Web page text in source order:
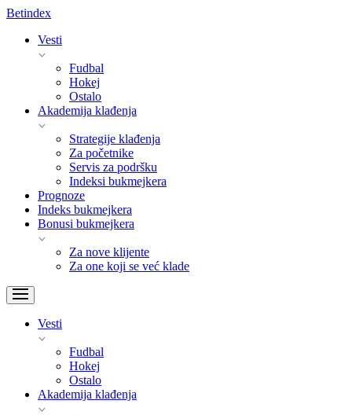
Betindex
Vesti
Fudbal
Hokej
Ostalo
Akademija klađenja
Strategije klađenja
Za početnike
Servis za podršku
Indeksi bukmejkera
Prognoze
Indeks bukmejkera
Bonusi bukmejkera
Za nove klijente
Za one koji se već klade
Vesti
Fudbal
Hokej
Ostalo
Akademija klađenja